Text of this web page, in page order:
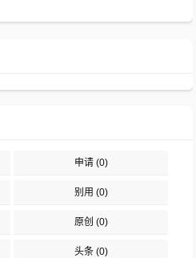
申请(0)
别用 (0)
原创 (0)
头条(0)